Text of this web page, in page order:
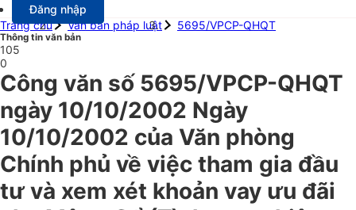
Đăng nhập
Trang chủ
Văn bản pháp luật 5695/VPCP-QHQT
Thông tin văn bản
105
0
Công văn số 5695/VPCP-QHQT
ngày 10/10/2002 Ngày
10/10/2002 của Văn phòng
Chính phủ về việc tham gia đầu
tư và xem xét khoản vay ưu đãi